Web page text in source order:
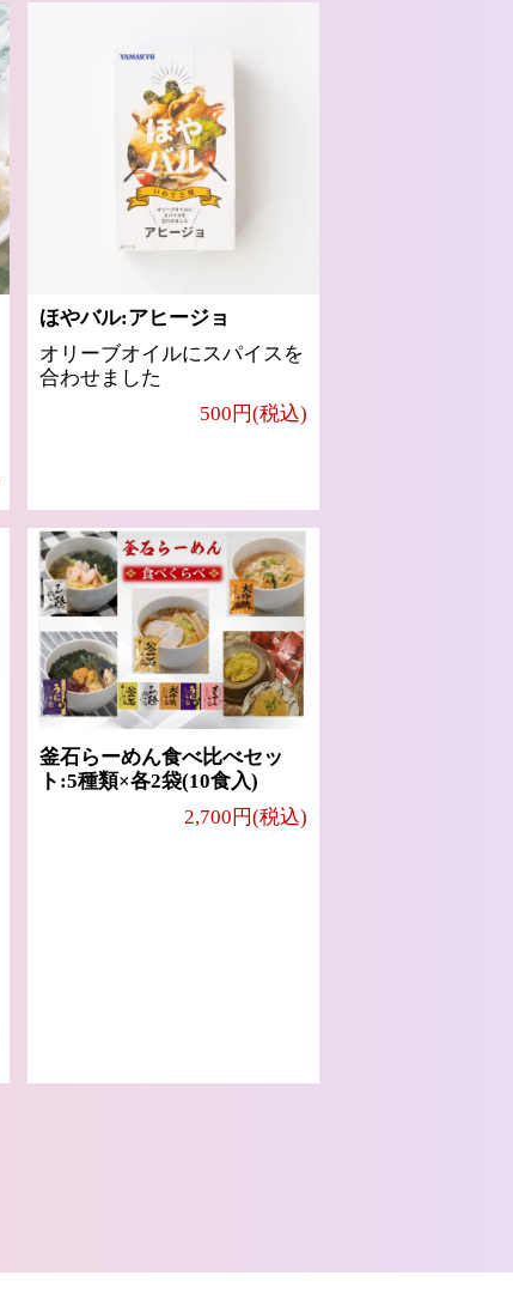
ほやバル:アヒージョ
オリーブオイルにスパイスを
合わせました
500円(税込)
釜石らーめん食べ比べセッ
ト:5種類×各2袋(10食入)
2,700円(税込)